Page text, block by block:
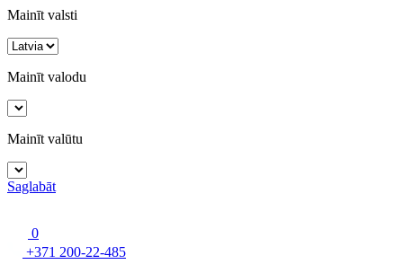
Mainīt valsti
Mainīt valodu
Mainīt valūtu
Saglabāt
0
+371 200-22-485